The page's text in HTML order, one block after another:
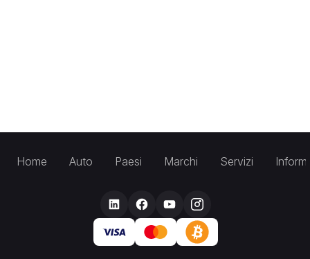
Home Auto Paesi Marchi Servizi